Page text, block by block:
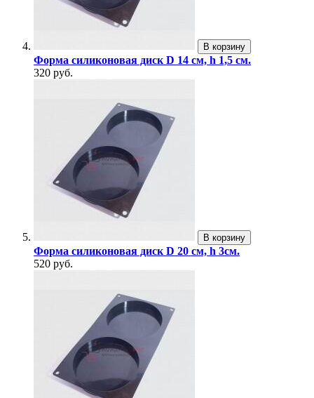
В корзину
Форма силиконовая диск D 14 см, h 1,5 см.
320 руб.
В корзину
Форма силиконовая диск D 20 см, h 3см.
520 руб.